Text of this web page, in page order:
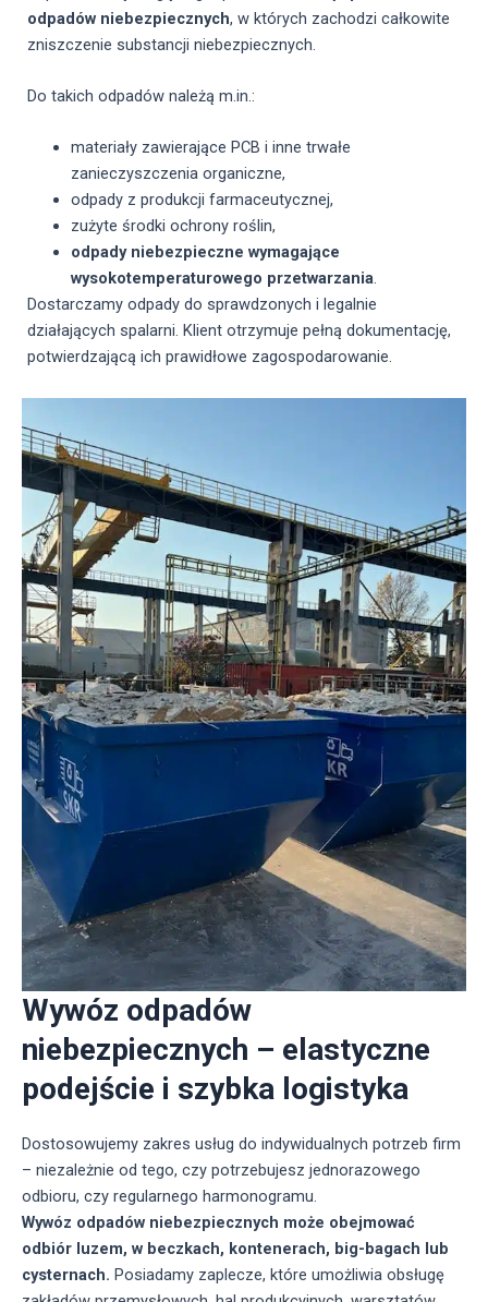
odpadów niebezpiecznych, w których zachodzi całkowite
zniszczenie substancji niebezpiecznych.
Do takich odpadów należą m.in.:
materiały zawierające PCB i inne trwałe
zanieczyszczenia organiczne,
odpady z produkcji farmaceutycznej,
zużyte środki ochrony roślin,
odpady niebezpieczne wymagające
wysokotemperaturowego przetwarzania.
Dostarczamy odpady do sprawdzonych i legalnie
działających spalarni. Klient otrzymuje pełną dokumentację,
potwierdzającą ich prawidłowe zagospodarowanie.
Wywóz odpadów
niebezpiecznych – elastyczne
podejście i szybka logistyka
Dostosowujemy zakres usług do indywidualnych potrzeb firm
– niezależnie od tego, czy potrzebujesz jednorazowego
odbioru, czy regularnego harmonogramu.
Wywóz odpadów niebezpiecznych może obejmować
odbiór luzem, w beczkach, kontenerach, big-bagach lub
cysternach. Posiadamy zaplecze, które umożliwia obsługę